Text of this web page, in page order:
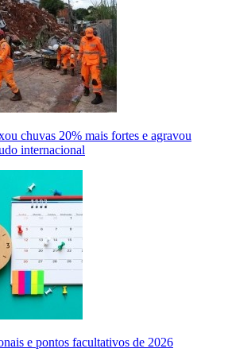
chuvas 20% mais fortes e agravou
internacional
e pontos facultativos de 2026